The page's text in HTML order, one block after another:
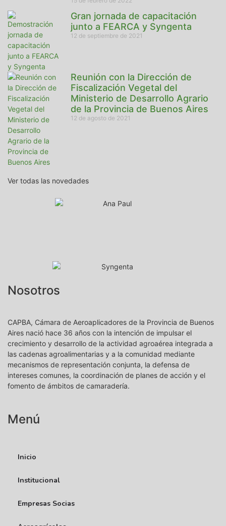
Gran jornada de capacitación
junto a FEARCA y Syngenta
12 de septiembre de 2021
Reunión con la Dirección de
Fiscalización Vegetal del
Ministerio de Desarrollo Agrario
de la Provincia de Buenos Aires
12 de agosto de 2021
Ver todas las novedades
Nosotros
CAPBA, Cámara de Aeroaplicadores de la Provincia de Buenos
Aires nació hace 36 años con la intención de impulsar el
crecimiento y desarrollo de la actividad agroaérea integrada a
las cadenas agroalimentarias y a la comunidad mediante
mecanismos de representación conjunta, la defensa de
intereses comunes, la coordinación de planes de acción y el
fomento de ámbitos de camaradería.
Menú
Inicio
Institucional
Empresas Socias